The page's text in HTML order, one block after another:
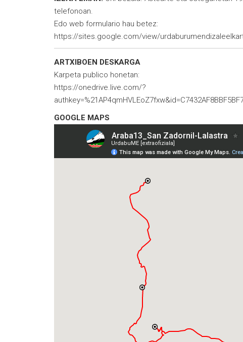
telefonoan.
Edo web formulario hau betez:
https://sites.google.com/view/
ARTXIBOEN DESKARGA
Karpeta publico honetan:
https://onedrive.live.com/?
GOOGLE MAPS